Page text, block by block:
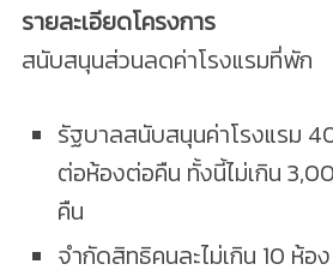
รายละเอียดโครงการ
สนับสนุนส่วนลดค่าโรงแรมที่พัก
รัฐบาลสนับสนุนค่าโรงแรม
ต่อห้องต่อคืน ทั้งนี้ไม่เกิน
คืน
จำกัดสิทธิคนละไม่เกิน 10 ห้อ